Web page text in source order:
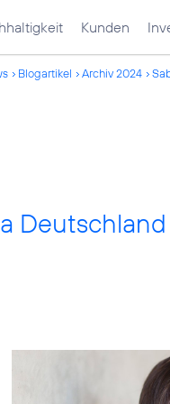
Kunden
Blogartikel Archiv 2024
Deutschland